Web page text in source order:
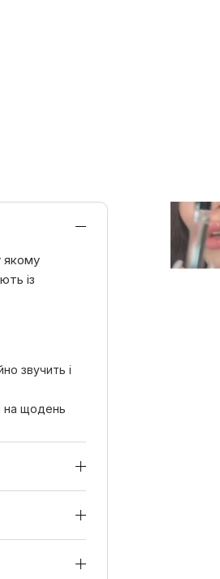
якому
із
звучить і
на щодень